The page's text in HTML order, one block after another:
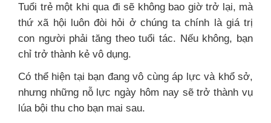
Tuổi trẻ một khi qua đi sẽ không bao giờ trở lại, mà
thứ xã hội luôn đòi hỏi ở chúng ta chính là giá trị
con người phải tăng theo tuổi tác. Nếu không, bạn
chỉ trở thành kẻ vô dụng.
Có thể hiện tại bạn đang vô cùng áp lực và khổ sở,
nhưng những nỗ lực ngày hôm nay sẽ trở thành vụ
lúa bội thu cho bạn mai sau.